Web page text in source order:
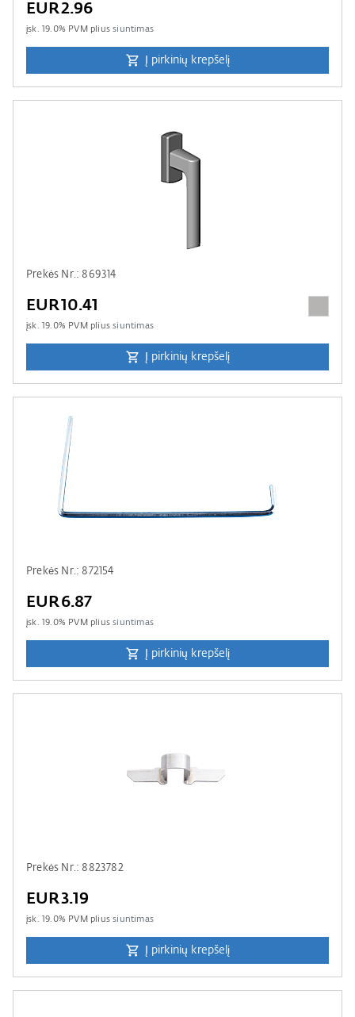
EUR2.96
įsk. 19.0% PVM pliussiuntimas
Į pirkinių krepšelį
Prekės Nr.: 869314
EUR10.41
įsk. 19.0% PVM pliussiuntimas
Į pirkinių krepšelį
Prekės Nr.: 872154
EUR6.87
įsk. 19.0% PVM pliussiuntimas
Į pirkinių krepšelį
Prekės Nr.: 8823782
EUR3.19
įsk. 19.0% PVM pliussiuntimas
Į pirkinių krepšelį